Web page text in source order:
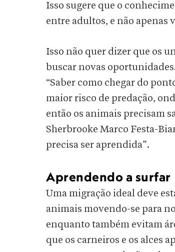
Isso sugere que o
entre adultos, e não apenas
Isso não quer dizer que os
buscar novas
“Saber como chegar do
maior risco de predação,
então os animais precisam
Sherbrooke Marco Festa-
precisa ser aprendida”.
Aprendendo a surfar
Uma migração ideal deve
animais movendo-se para
enquanto também evitam
que os carneiros e os alces